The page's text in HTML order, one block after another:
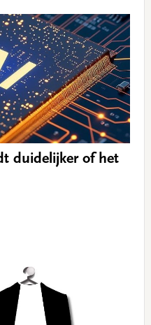
duidelijker of het